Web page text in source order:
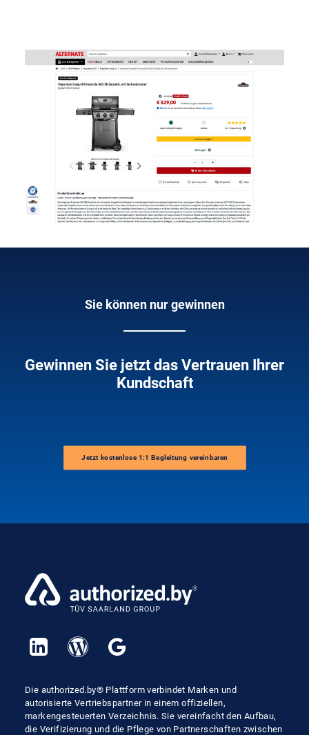
Einer der größten deutschen Onlinehändler für
Elektronik, Hardware, Haushaltsgeräte und
Freizeitprodukte.
Sie können nur gewinnen
Gewinnen Sie jetzt das Vertrauen Ihrer
Kundschaft
Jetzt kostenlose 1:1 Begleitung vereinbaren
Die authorized.by® Plattform verbindet Marken und
autorisierte Vertriebspartner in einem offiziellen,
markengesteuerten Verzeichnis. Sie vereinfacht den Aufbau,
die Verifizierung und die Pflege von Partnerschaften zwischen